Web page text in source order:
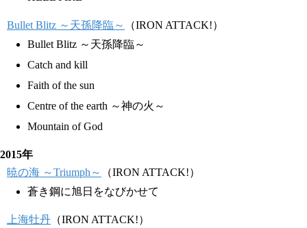
Bullet Blitz ～天孫降臨～
（IRON ATTACK!）
Bullet Blitz ～天孫降臨～
Catch and kill
Faith of the sun
Centre of the earth ～神の火～
Mountain of God
2015年
暁の海 ～Triumph～
（IRON ATTACK!）
蒼き鋼に旭日をなびかせて
上海牡丹 （IRON ATTACK!）